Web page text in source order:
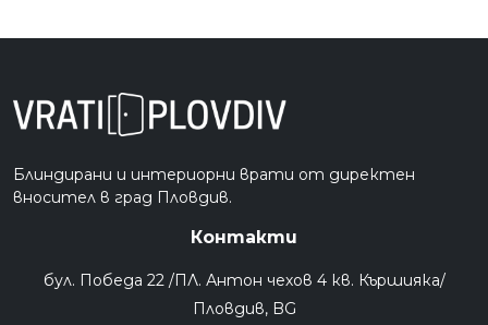
Блиндирани и интериорни врати от директен
вносител в град Пловдив.
Контакти
бул. Победа 22 /ПЛ. Антон чехов 4 кв. Кършияка/
Пловдив, BG